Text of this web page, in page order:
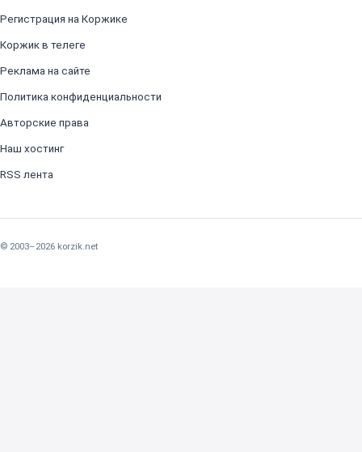
Регистрация на Коржике
Коржик в телеге
Реклама на сайте
Политика конфиденциальности
Авторские права
Наш хостинг
RSS лента
© 2003–2026 korzik.net